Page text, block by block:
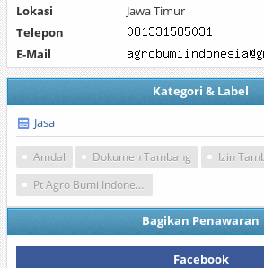
Lokasi
Jawa Timur
Telepon
E-Mail
Kategori & Label
Jasa
Amdal Dokumen Tambang
Izin
Pt Agro Bumi Indonesia
Bagikan Penawaran
Facebook